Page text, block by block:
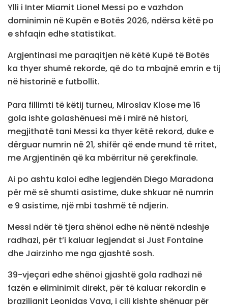
Ylli i Inter Miamit Lionel Messi po e vazhdon
dominimin në Kupën e Botës 2026, ndërsa këtë po
e shfaqin edhe statistikat.
Argjentinasi me paraqitjen në këtë Kupë të Botës
ka thyer shumë rekorde, që do ta mbajnë emrin e tij
në historinë e futbollit.
Para fillimti të këtij turneu, Miroslav Klose me 16
gola ishte golashënuesi më i mirë në histori,
megjithatë tani Messi ka thyer këtë rekord, duke e
dërguar numrin në 21, shifër që ende mund të rritet,
me Argjentinën që ka mbërritur në çerekfinale.
Ai po ashtu kaloi edhe legjendën Diego Maradona
për më së shumti asistime, duke shkuar në numrin
e 9 asistime, një mbi tashmë të ndjerin.
Messi ndër të tjera shënoi edhe në nëntë ndeshje
radhazi, për t’i kaluar legjendat si Just Fontaine
dhe Jairzinho me nga gjashtë sosh.
39-vjeçari edhe shënoi gjashtë gola radhazi në
fazën e eliminimit direkt, për të kaluar rekordin e
brazilianit Leonidas Vava, i cili kishte shënuar për